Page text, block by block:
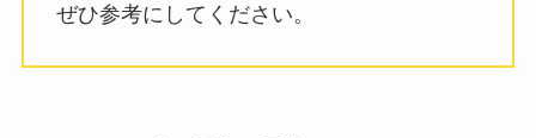
ぜひ参考にしてください。